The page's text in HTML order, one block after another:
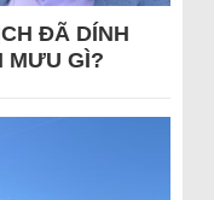
ĐÃ DÍNH
MƯU GÌ?